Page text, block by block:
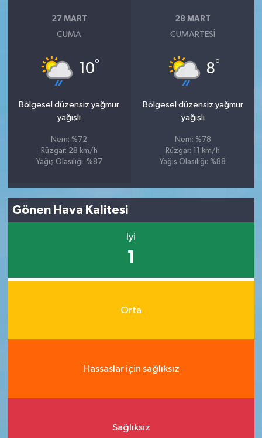
27 MART
CUMA
10°
Bölgesel düzensiz yağmur
yağışlı
Nem: %72
Rüzgar: 28 km/h
Yağış Olasılığı: %87
28 MART
CUMARTESI
8°
Bölgesel düzensiz yağmur
yağışlı
Nem: %78
Rüzgar: 11 km/h
Yağış Olasılığı: %88
Gönen Hava Kalitesi
İyi
1
Orta
Hassaslar için sağlıksız
Sağlıksız